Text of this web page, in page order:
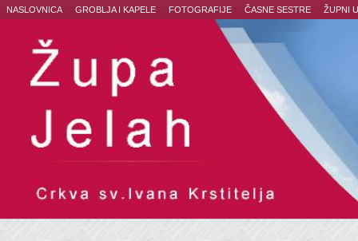
NASLOVNICA GROBLJA I KAPELE FOTOGRAFIJE ČASNE SESTRE ŽUPNI